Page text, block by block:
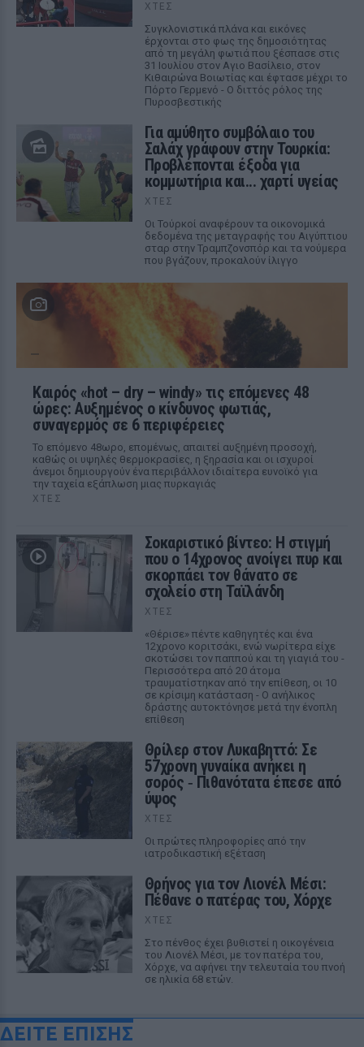
ΧΤΕΣ
Συγκλονιστικά πλάνα και εικόνες
έρχονται στο φως της δημοσιότητας
από τη μεγάλη φωτιά που ξέσπασε στις
31 Ιουλίου στον Αγιο Βασίλειο, στον
Κιθαιρώνα Βοιωτίας και έφτασε μέχρι το
Πόρτο Γερμενό - Ο διττός ρόλος της
Πυροσβεστικής
Για αμύθητο συμβόλαιο του
Σαλάχ γράφουν στην Τουρκία:
Προβλέπονται έξοδα για
κομμωτήρια και... χαρτί υγείας
ΧΤΕΣ
Οι Τούρκοί αναφέρουν τα οικονομικά
δεδομένα της μεταγραφής του Αιγύπτιου
σταρ στην Τραμπζονσπόρ και τα νούμερα
που βγάζουν, προκαλούν ίλιγγο
Καιρός «hot – dry – windy» τις επόμενες 48
ώρες: Αυξημένος ο κίνδυνος φωτιάς,
συναγερμός σε 6 περιφέρειες
Το επόμενο 48ωρο, επομένως, απαιτεί αυξημένη προσοχή,
καθώς οι υψηλές θερμοκρασίες, η ξηρασία και οι ισχυροί
άνεμοι δημιουργούν ένα περιβάλλον ιδιαίτερα ευνοϊκό για
την ταχεία εξάπλωση μιας πυρκαγιάς
ΧΤΕΣ
Σοκαριστικό βίντεο: Η στιγμή
που ο 14χρονος ανοίγει πυρ και
σκορπάει τον θάνατο σε
σχολείο στη Ταϊλάνδη
ΧΤΕΣ
«Θέρισε» πέντε καθηγητές και ένα
12χρονο κοριτσάκι, ενώ νωρίτερα είχε
σκοτώσει τον παππού και τη γιαγιά του -
Περισσότερα από 20 άτομα
τραυματίστηκαν από την επίθεση, οι 10
σε κρίσιμη κατάσταση - Ο ανήλικος
δράστης αυτοκτόνησε μετά την ένοπλη
επίθεση
Θρίλερ στον Λυκαβηττό: Σε
57χρονη γυναίκα ανήκει η
σορός ‑ Πιθανότατα έπεσε από
ύψος
ΧΤΕΣ
Οι πρώτες πληροφορίες από την
ιατροδικαστική εξέταση
Θρήνος για τον Λιονέλ Μέσι:
Πέθανε ο πατέρας του, Χόρχε
ΧΤΕΣ
Στο πένθος έχει βυθιστεί η οικογένεια
του Λιονέλ Μέσι, με τον πατέρα του,
Χόρχε, να αφήνει την τελευταία του πνοή
σε ηλικία 68 ετών.
ΔΕΙΤΕ ΕΠΙΣΗΣ